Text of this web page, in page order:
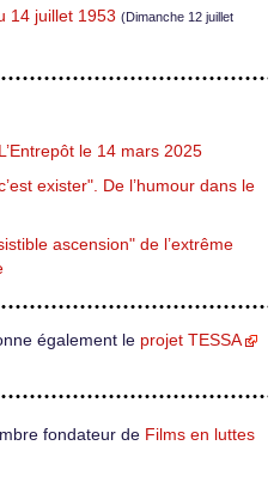
14 juillet 1953 (Dimanche 12 juillet
le 14 mars 2025
exister". De l’humour dans le
ascension" de l’extrême
également le projet TESSA
fondateur de Films en luttes